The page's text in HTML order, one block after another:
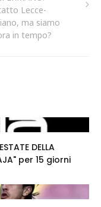
Lecce-
ma siamo
in tempo?
DELLA
per 15 giorni